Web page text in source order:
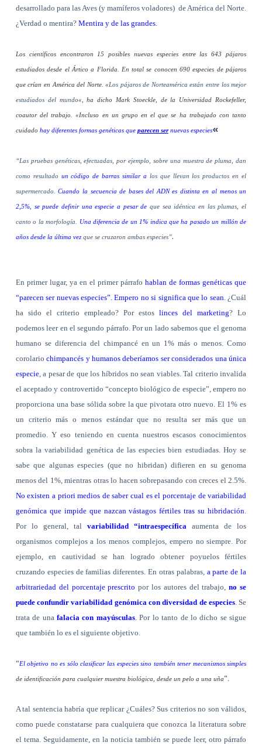
desarrollado para las Aves (y mamíferos voladores) de América del Norte.
¿Verdad o mentira? Mentira y de las grandes.
Los científicos encontraron 15 posibles nuevas especies entre las 643 pájaros
estudiados desde el Ártico a Florida. En total se conocen 690 especies de pájaros
que crían en América del Norte. «Los pájaros de Norteamérica están entre los mejor
estudiados del mundo«, ha dicho Mark Stoeckle, de la Universidad Rockefeller,
coautor del trabajo. «Incluso en un grupo en el que se ha trabajado con tanto
cuidado hay diferentes formas genéticas que parecen sernuevas especies«
“Las pruebas genéticas, efectuadas, por ejemplo, sobre una muestra de pluma, dan
como resultado un código de barras similar a los que llevan los productos en el
supermercado.Cuando la secuencia de bases del ADN es distinta en al menos un
2,5%, se puede definir una especie a pesar de que sea idéntica en las plumas, el
canto o la morfología. Una diferencia de un 1% indica que ha pasado un millón de
años desde la última vezque se cruzaron ambas especies”.
En primer lugar, ya en el primer párrafohablan de formas genéticas que
“parecen ser nuevas especies”. Empero no si significa que lo sean . ¿Cuál
ha sido el criterio empleado? Por estoslinces del marketing? Lo
podemos leer en el segundo párrafo. Por un lado sabemos que el genoma
humano se diferencia del chimpancé en un 1% más o menos. Como
corolariochimpancés y humanos deberíamos ser considerados una única
especie, a pesar de que los híbridos no sean viables. Tal criterio invalida
el aceptado y controvertido “concepto biológico de especie”, empero no
proporciona una base sólida sobre la que pivotara otro nuevo. El 1% es
un criterio más o menos estándar que no resulta ser más que un
promedio. Y eso teniendo en cuenta nuestros escasos conocimientos
sobra la variabilidad genética de las especies bien estudiadas. Hoy se
sabe que algunas especies (que no hibridan) difieren en su genoma
menos del 1%, mientras otras lo hacen sobrepasando con creces el 2.5%.
No existen a priori medios de saber cual es el porcentaje de variabilidad
genómica que impide que nazcan vástagos fértiles tras su hibridación
Por lo general, tal variabilidad “intraespecífica aumenta de los
organismos complejos a los menos complejos, empero no siempre. Por
ejemplo, en cautividad se han logrado obtener poyuelos fértiles
cruzando especies de familias diferentes. En otras palabras, a parte de la
arbitrariedad del porcentaje prescrito por los autores del trabajo,no se
puede confundir variabilidad genómica con diversidad de especies. Se
trata de unafalacia con mayúsculas. Por lo tanto de lo dicho se sigue
que también lo es el siguiente objetivo.
“El objetivo no es sólo clasificar las especies sino también tener mecanismos simples
de identificación para cualquier muestra biológica, desde un pelo a una uña”.
A tal sentencia habría que replicar ¿Cuáles? Sus criterios no son válidos,
como puede constatarse para cualquiera que conozca la literatura sobre
el tema. Seguidamente, en la noticia también se puede leer, otro párrafo